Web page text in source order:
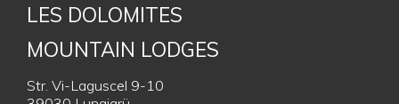
LES DOLOMITES
MOUNTAIN LODGES
Str. Vi-Laguscel 9-10